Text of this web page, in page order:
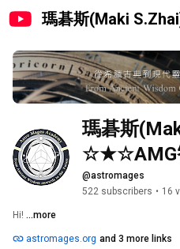
瑪碁斯(Maki
瑪碁斯
☆★☆AMG
@astromages
522 subscribers • 16
Hi! ...more
astromages.org and 3 more links